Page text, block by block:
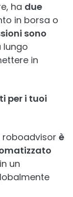
ha due
in borsa o
sono
lungo
in
per i tuoi
roboadvisor è
un